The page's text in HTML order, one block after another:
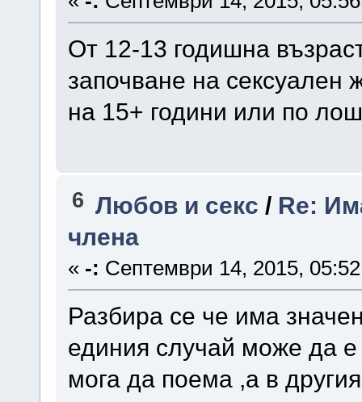
От 12-13 годишна
започване на сексуален
на 15+ години или по
6 Любов и секс / Re:
члена
« -: Септември 14, 2015,
Разбира се че има
единия случай може да е
мога да поема ,а в